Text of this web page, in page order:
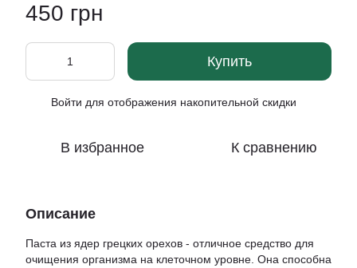
450 грн
Купить
Войти для отображения накопительной скидки
В избранное К сравнению
Описание
Паста из ядер грецких орехов - отличное средство для
очищения организма на клеточном уровне. Она способна